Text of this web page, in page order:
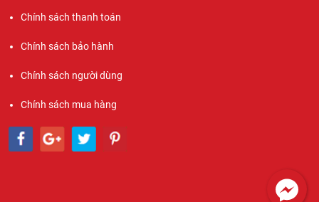
Chính sách thanh toán
Chính sách bảo hành
Chính sách người dùng
Chính sách mua hàng